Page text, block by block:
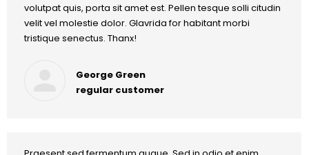
volutpat quis, porta sit amet est. Pellen tesque solli citudin
velit vel molestie dolor. Glavrida for habitant morbi
tristique senectus. Thanx!
George Green
regular customer